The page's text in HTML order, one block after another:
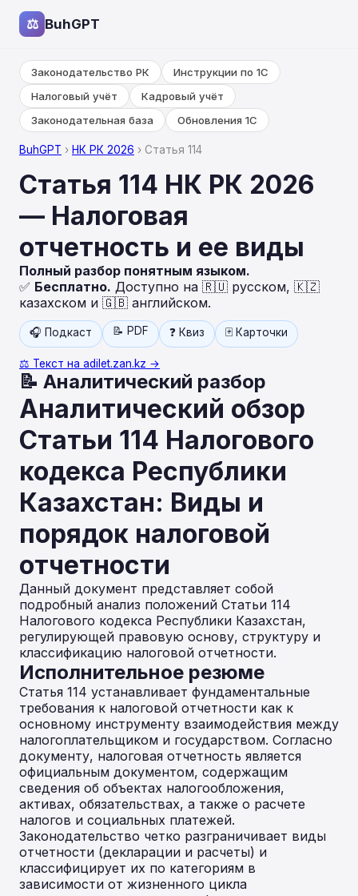
⚖ BuhGPT
Законодательство РК
Инструкции по 1С
Налоговый учёт
Кадровый учёт
Законодательная база
Обновления 1С
BuhGPT › НК РК 2026 › Статья 114
Статья 114 НК РК 2026
— Налоговая
отчетность и ее виды
Полный разбор понятным языком.
✅ Бесплатно. Доступно на 🇷🇺 русском, 🇰🇿
казахском и 🇬🇧 английском.
🎧 Подкаст 📝 PDF ❓ Квиз 🃏 Карточки
⚖️ Текст на adilet.zan.kz →
📝 Аналитический разбор
Аналитический обзор
Статьи 114 Налогового
кодекса Республики
Казахстан: Виды и
порядок налоговой
отчетности
Данный документ представляет собой
подробный анализ положений Статьи 114
Налогового кодекса Республики Казахстан,
регулирующей правовую основу, структуру и
классификацию налоговой отчетности.
Исполнительное резюме
Статья 114 устанавливает фундаментальные
требования к налоговой отчетности как к
основному инструменту взаимодействия между
налогоплательщиком и государством. Согласно
документу, налоговая отчетность является
официальным документом, содержащим
сведения об объектах налогообложения,
активах, обязательствах, а также о расчете
налогов и социальных платежей.
Законодательство четко разграничивает виды
отчетности (декларации и расчеты) и
классифицирует их по категориям в
зависимости от жизненного цикла